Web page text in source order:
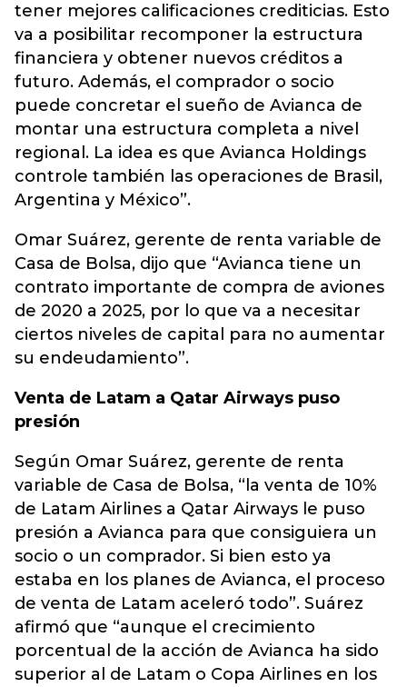
tener mejores calificaciones crediticias. Esto
va a posibilitar recomponer la estructura
financiera y obtener nuevos créditos a
futuro. Además, el comprador o socio
puede concretar el sueño de Avianca de
montar una estructura completa a nivel
regional. La idea es que Avianca Holdings
controle también las operaciones de Brasil,
Argentina y México”.
Omar Suárez, gerente de renta variable de
Casa de Bolsa, dijo que “Avianca tiene un
contrato importante de compra de aviones
de 2020 a 2025, por lo que va a necesitar
ciertos niveles de capital para no aumentar
su endeudamiento”.
Venta de Latam a Qatar Airways puso
presión
Según Omar Suárez, gerente de renta
variable de Casa de Bolsa, “la venta de 10%
de Latam Airlines a Qatar Airways le puso
presión a Avianca para que consiguiera un
socio o un comprador. Si bien esto ya
estaba en los planes de Avianca, el proceso
de venta de Latam aceleró todo”. Suárez
afirmó que “aunque el crecimiento
porcentual de la acción de Avianca ha sido
superior al de Latam o Copa Airlines en los